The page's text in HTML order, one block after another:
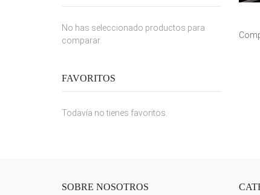
No has seleccionado productos para
comparar.
FAVORITOS
Todavía no tienes favoritos.
SOBRE NOSOTROS